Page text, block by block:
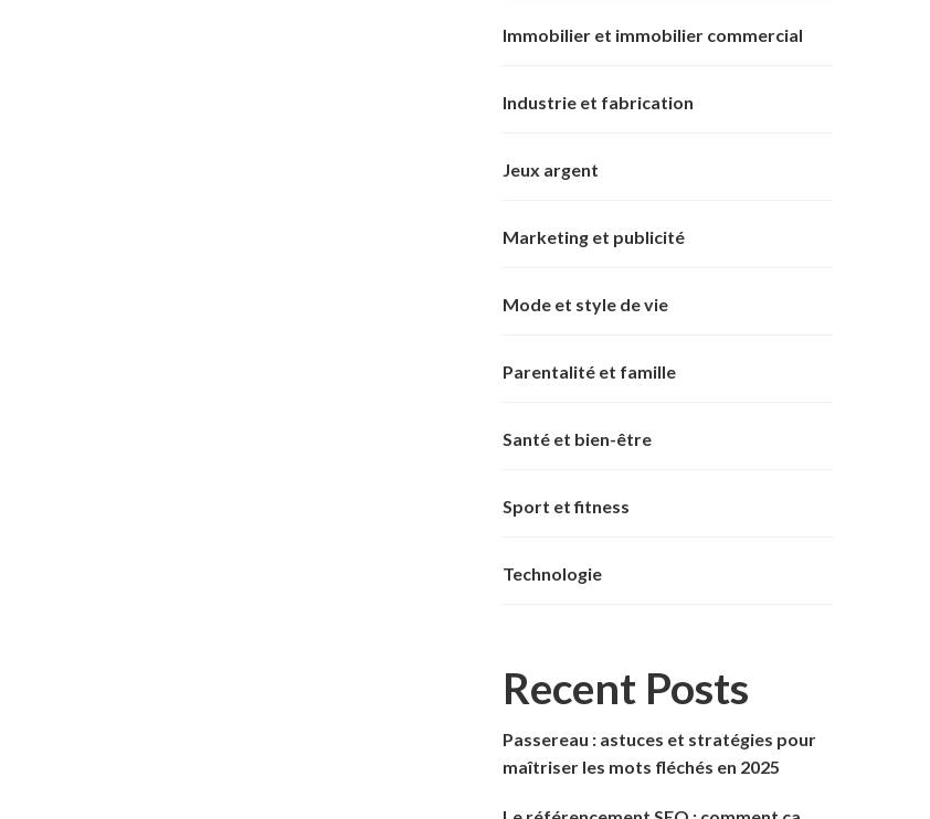
Immobilier et immobilier commercial
Industrie et fabrication
Jeux argent
Marketing et publicité
Mode et style de vie
Parentalité et famille
Santé et bien-être
Sport et fitness
Technologie
Recent Posts
Passereau : astuces et stratégies pour
maîtriser les mots fléchés en 2025